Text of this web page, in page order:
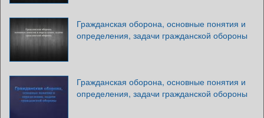
Гражданская оборона, основные понятия и
определения, задачи гражданской обороны
Гражданская оборона, основные понятия и
определения, задачи гражданской обороны